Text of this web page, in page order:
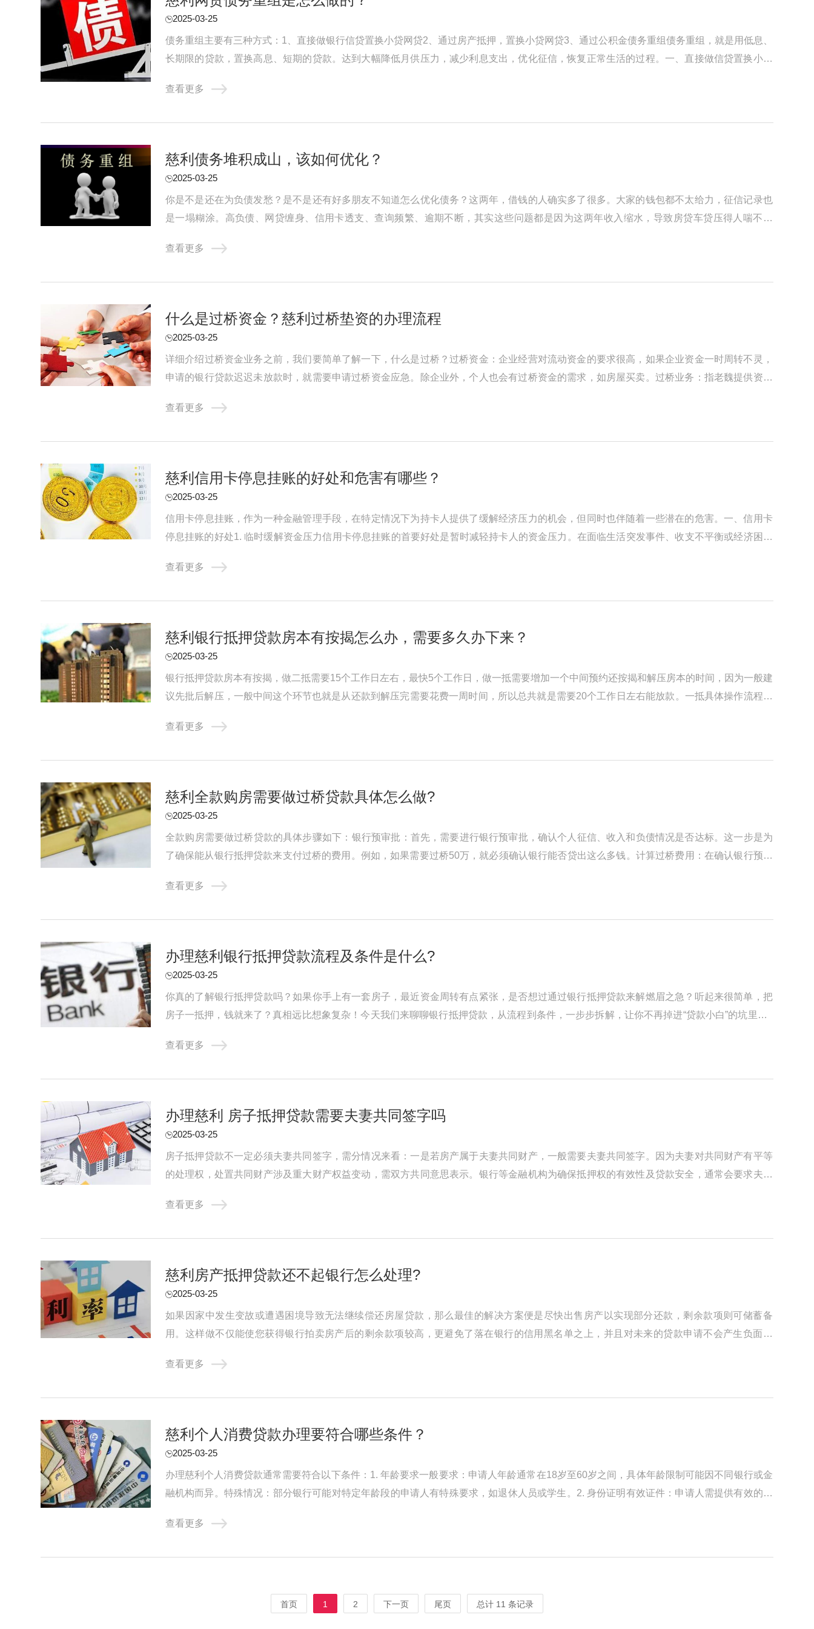
2025-03-25
债务重组主要有三种方式：1、直接做银行信贷置换小贷网贷2、通过房产抵押，置换小贷网贷3、通过公积金债务重组债务重组，就是用低息、
长期限的贷款，置换高息、短期的贷款。达到大幅降低月供压力，减少利息支出，优化征信，恢复正常生活的过程。一、直接做信贷置换小贷
查看更多
慈利债务堆积成山，该如何优化？
2025-03-25
你是不是还在为负债发愁？是不是还有好多朋友不知道怎么优化债务？这两年，借钱的人确实多了很多。大家的钱包都不太给力，征信记录也
是一塌糊涂。高负债、网贷缠身、信用卡透支、查询频繁、逾期不断，其实这些问题都是因为这两年收入缩水，导致房贷车贷压得人喘不过
查看更多
什么是过桥资金？慈利过桥垫资的办理流程
2025-03-25
详细介绍过桥资金业务之前，我们要简单了解一下，什么是过桥？过桥资金：企业经营对流动资金的要求很高，如果企业资金一时周转不灵，
申请的银行贷款迟迟未放款时，就需要申请过桥资金应急。除企业外，个人也会有过桥资金的需求，如房屋买卖。过桥业务：指老魏提供资金
查看更多
慈利信用卡停息挂账的好处和危害有哪些？
2025-03-25
信用卡停息挂账，作为一种金融管理手段，在特定情况下为持卡人提供了缓解经济压力的机会，但同时也伴随着一些潜在的危害。一、信用卡
停息挂账的好处1. 临时缓解资金压力信用卡停息挂账的首要好处是暂时减轻持卡人的资金压力。在面临生活突发事件、收支不平衡或经济困难
查看更多
慈利银行抵押贷款房本有按揭怎么办，需要多久办下来？
2025-03-25
银行抵押贷款房本有按揭，做二抵需要15个工作日左右，最快5个工作日，做一抵需要增加一个中间预约还按揭和解压房本的时间，因为一般建
议先批后解压，一般中间这个环节也就是从还款到解压完需要花费一周时间，所以总共就是需要20个工作日左右能放款。一抵具体操作流程梳
查看更多
慈利全款购房需要做过桥贷款具体怎么做?
2025-03-25
‌全款购房需要做过桥贷款的具体步骤如下‌：‌银行预审批‌：首先，需要进行银行预审批，确认个人征信、收入和负债情况是否达标。这一步是为
了确保能从银行抵押贷款来支付过桥的费用。例如，如果需要过桥50万，就必须确认银行能否贷出这么多钱‌。‌计算过桥费用‌：在确认银行预审
查看更多
办理慈利银行抵押贷款流程及条件是什么?
2025-03-25
你真的了解银行抵押贷款吗？如果你手上有一套房子，最近资金周转有点紧张，是否想过通过银行抵押贷款来解燃眉之急？听起来很简单，把
房子一抵押，钱就来了？真相远比想象复杂！今天我们来聊聊银行抵押贷款，从流程到条件，一步步拆解，让你不再掉进“贷款小白”的坑里。0
查看更多
办理慈利 房子抵押贷款需要夫妻共同签字吗
2025-03-25
房子抵押贷款不一定必须夫妻共同签字，需分情况来看：一是若房产属于夫妻共同财产，一般需要夫妻共同签字。因为夫妻对共同财产有平等
的处理权，处置共同财产涉及重大财产权益变动，需双方共同意思表示。银行等金融机构为确保抵押权的有效性及贷款安全，通常会要求夫妻
查看更多
慈利房产抵押贷款还不起银行怎么处理?
2025-03-25
如果因家中发生变故或遭遇困境导致无法继续偿还房屋贷款，那么最佳的解决方案便是尽快出售房产以实现部分还款，剩余款项则可储蓄备
用。这样做不仅能使您获得银行拍卖房产后的剩余款项较高，更避免了落在银行的信用黑名单之上，并且对未来的贷款申请不会产生负面影
查看更多
慈利个人消费贷款办理要符合哪些条件？
2025-03-25
办理慈利个人消费贷款通常需要符合以下条件：1. 年龄要求一般要求：申请人年龄通常在18岁至60岁之间，具体年龄限制可能因不同银行或金
融机构而异。特殊情况：部分银行可能对特定年龄段的申请人有特殊要求，如退休人员或学生。2. 身份证明有效证件：申请人需提供有效的身
查看更多
首页 1 2 下一页 尾页 总计 11 条记录